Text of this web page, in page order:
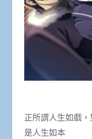
正所謂人生如戲
是人生如本